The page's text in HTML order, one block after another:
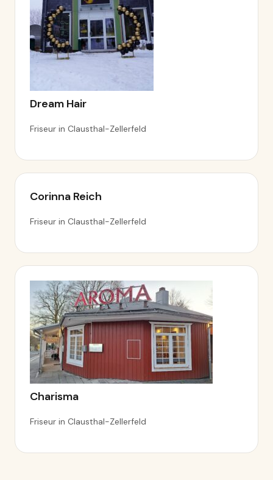
Dream Hair
Friseur in Clausthal-Zellerfeld
Corinna Reich
Friseur in Clausthal-Zellerfeld
Charisma
Friseur in Clausthal-Zellerfeld